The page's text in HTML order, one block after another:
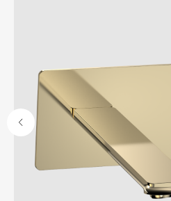
Москва, Новопесчаная улица, 19к1
+7 (495) 782-78-74
info@aquame-shop.ru